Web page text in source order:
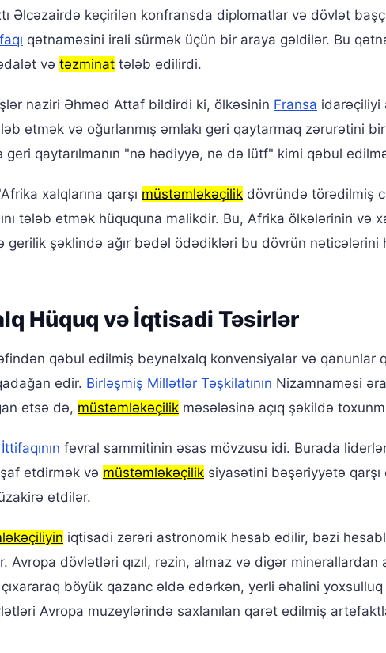
Əlcəzairdə keçirilən konfransda diplomatlar və dövlət
qətnaməsini irəli sürmək üçün bir araya gəldilər. Bu
və təzminat tələb edilirdi.
naziri Əhməd Attaf bildirdi ki, ölkəsinin Fransa idarəçiliyi
etmək və oğurlanmış əmlakı geri qaytarmaq zərurətini
geri qaytarılmanın "nə hədiyyə, nə də lütf" kimi qəbul
xalqlarına qarşı müstəmləkəçilik dövründə törədilmiş
tələb etmək hüququna malikdir. Bu, Afrika ölkələrinin və
gerilik şəklində ağır bədəl ödədikləri bu dövrün nəticələrini
Hüquq və İqtisadi Təsirlər
qəbul edilmiş beynəlxalq konvensiyalar və qanunlar
edir. Birləşmiş Millətlər Təşkilatının Nizamnaməsi
etsə də, müstəmləkəçilik məsələsinə açıq şəkildə
fevral sammitinin əsas mövzusu idi. Burada
etdirmək və müstəmləkəçilik siyasətini bəşəriyyətə
etdilər.
iqtisadi zərəri astronomik hesab edilir, bəzi
Avropa dövlətləri qızıl, rezin, almaz və digər minerallardan
böyük qazanc əldə edərkən, yerli əhalini
Avropa muzeylərində saxlanılan qarət edilmiş